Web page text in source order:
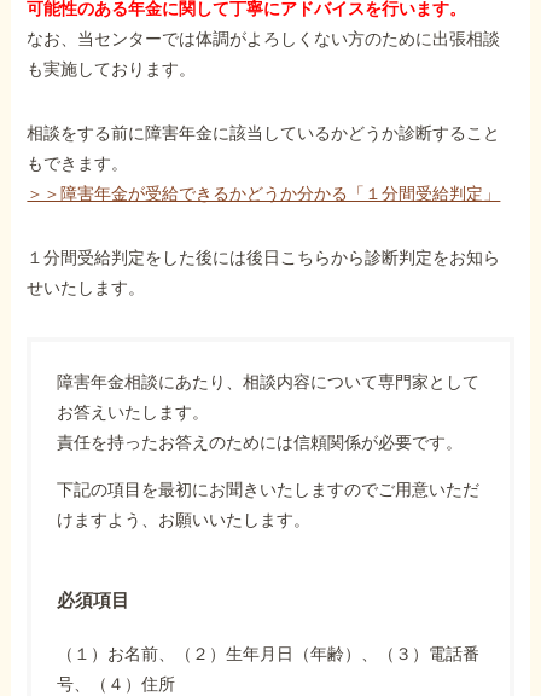
可能性のある年金に関して丁寧にアドバイスを行います。
なお、当センターでは体調がよろしくない方のために出張相談
も実施しております。
相談をする前に障害年金に該当しているかどうか診断すること
もできます。
＞＞障害年金が受給できるかどうか分かる「１分間受給判定」
１分間受給判定をした後には後日こちらから診断判定をお知ら
せいたします。
障害年金相談にあたり、相談内容について専門家として
お答えいたします。
責任を持ったお答えのためには信頼関係が必要です。
下記の項目を最初にお聞きいたしますのでご用意いただ
けますよう、お願いいたします。
必須項目
（１）お名前、（２）生年月日（年齢）、（３）電話番
号、（４）住所